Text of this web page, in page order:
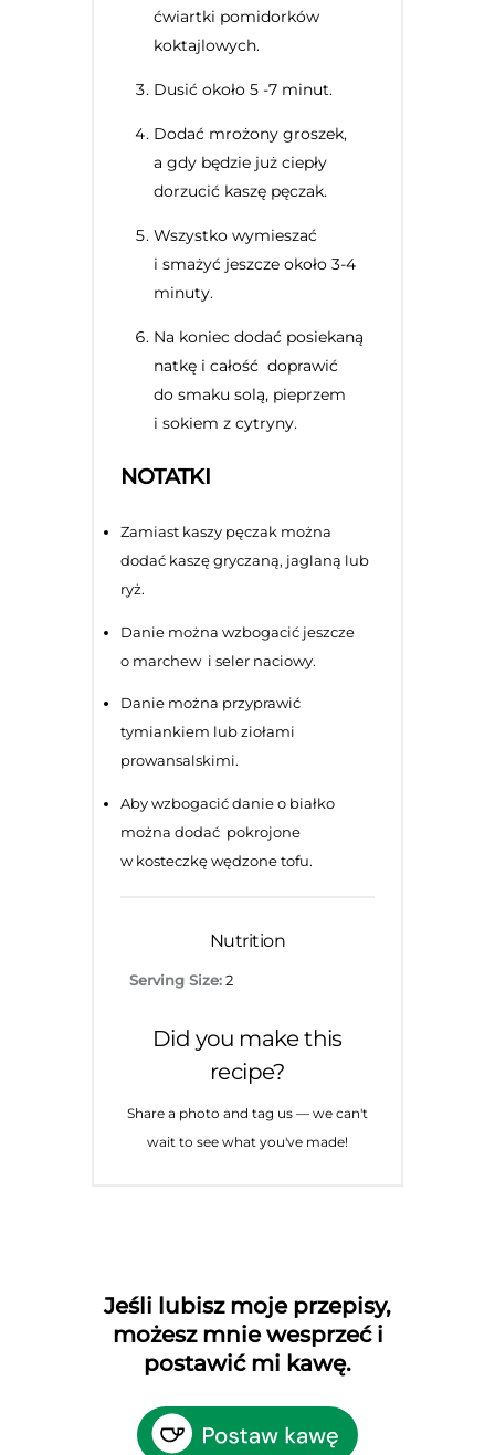
ćwiartki pomidorków
koktajlowych.
Dusić około 5 -7 minut.
Dodać mrożony groszek,
a gdy będzie już ciepły
dorzucić kaszę pęczak.
Wszystko wymieszać
i smażyć jeszcze około 3-4
minuty.
Na koniec dodać posiekaną
natkę i całość doprawić
do smaku solą, pieprzem
i sokiem z cytryny.
NOTATKI
Zamiast kaszy pęczak można
dodać kaszę gryczaną, jaglaną lub
ryż.
Danie można wzbogacić jeszcze
o marchew i seler naciowy.
Danie można przyprawić
tymiankiem lub ziołami
prowansalskimi.
Aby wzbogacić danie o białko
można dodać pokrojone
w kosteczkę wędzone tofu.
Nutrition
Serving Size: 2
Did you make this
recipe?
Share a photo and tag us — we can't
wait to see what you've made!
Jeśli lubisz moje przepisy,
możesz mnie wesprzeć i
postawić mi kawę.